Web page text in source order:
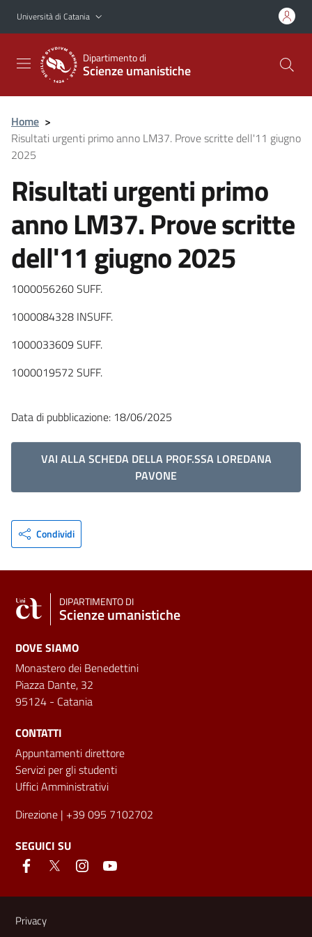
Vai al contenuto principale
Vai al menu di navigazione
Università di Catania
Dipartimento di
Scienze umanistiche
Home >
Risultati urgenti primo anno LM37. Prove scritte dell'11 giugno
2025
Risultati urgenti primo
anno LM37. Prove scritte
dell'11 giugno 2025
1000056260 SUFF.
1000084328 INSUFF.
1000033609 SUFF.
1000019572 SUFF.
Data di pubblicazione: 18/06/2025
VAI ALLA SCHEDA DELLA PROF.SSA LOREDANA
PAVONE
Condividi
DIPARTIMENTO DI
Scienze umanistiche
DOVE SIAMO
Monastero dei Benedettini
Piazza Dante, 32
95124 - Catania
CONTATTI
Appuntamenti direttore
Servizi per gli studenti
Uffici Amministrativi
Direzione | +39 095 7102702
SEGUICI SU
Link e informazioni utili
Privacy